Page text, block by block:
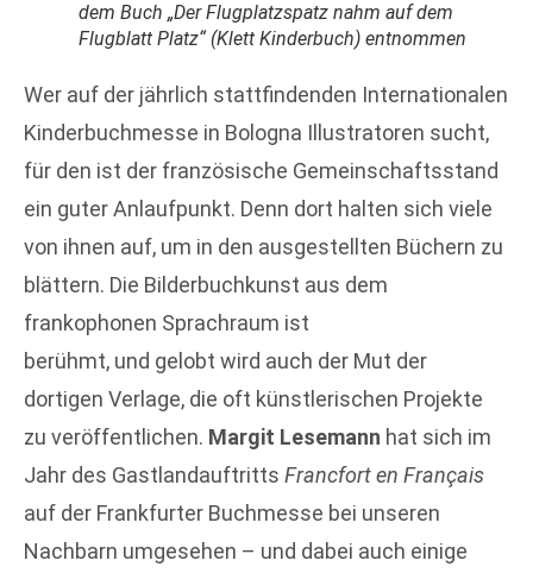
dem Buch „Der Flugplatzspatz nahm auf dem
Flugblatt Platz“ (Klett Kinderbuch) entnommen
Wer auf der jährlich stattfindenden Internationalen
Kinderbuchmesse in Bologna Illustratoren sucht,
für den ist der französische Gemeinschaftsstand
ein guter Anlaufpunkt. Denn dort halten sich viele
von ihnen auf, um in den ausgestellten Büchern zu
blättern. Die Bilderbuchkunst aus dem
frankophonen Sprachraum ist
berühmt, und gelobt wird auch der Mut der
dortigen Verlage, die oft künstlerischen Projekte
zu veröffentlichen. Margit Lesemann hat sich im
Jahr des Gastlandauftritts Francfort en Français
auf der Frankfurter Buchmesse bei unseren
Nachbarn umgesehen – und dabei auch einige